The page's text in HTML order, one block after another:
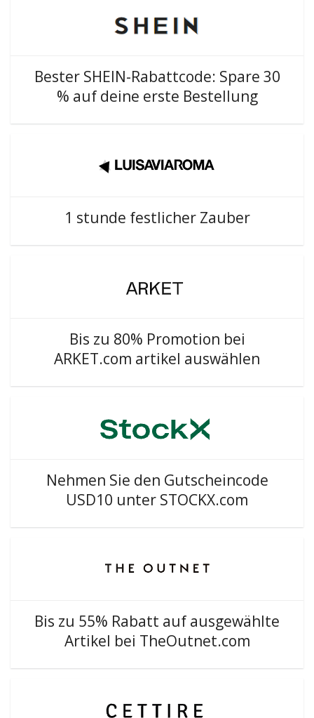
Bester SHEIN-Rabattcode: Spare 30
% auf deine erste Bestellung
1 stunde festlicher Zauber
Bis zu 80% Promotion bei
ARKET.com artikel auswählen
Nehmen Sie den Gutscheincode
USD10 unter STOCKX.com
Bis zu 55% Rabatt auf ausgewählte
Artikel bei TheOutnet.com